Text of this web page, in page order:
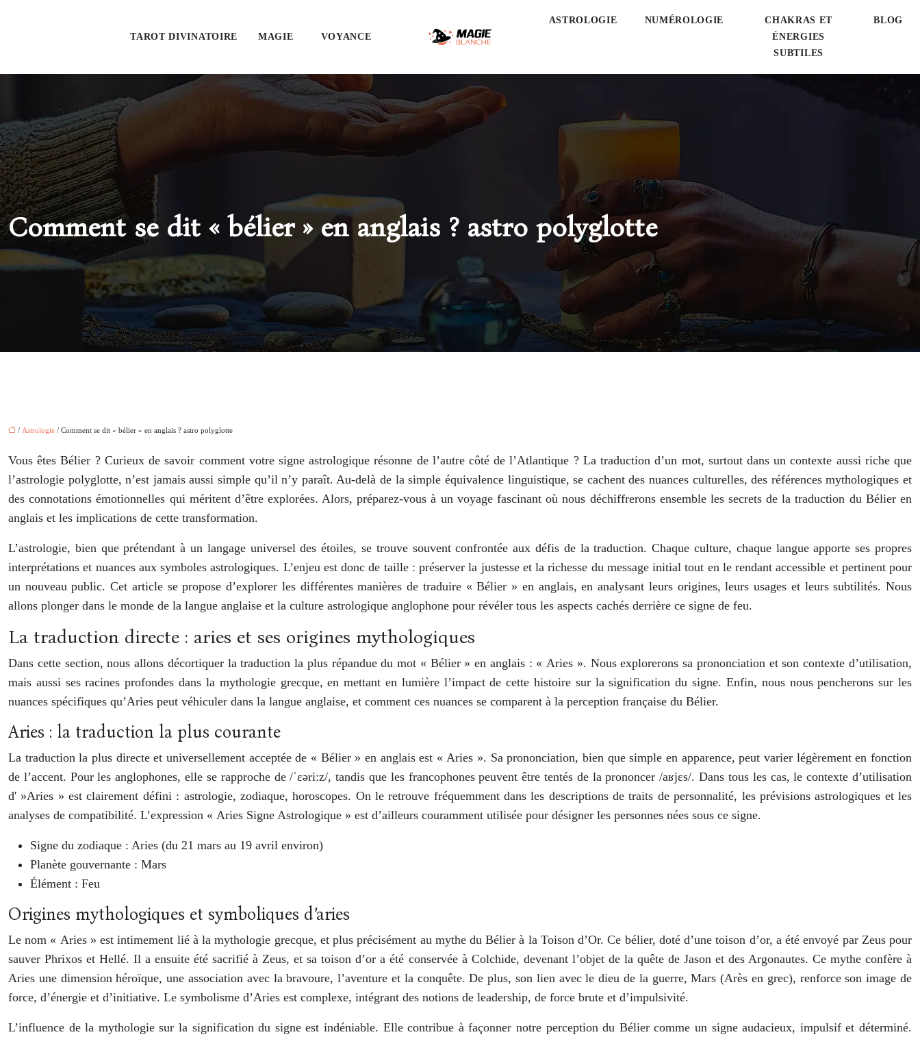
VOYANCE
MAGIE
TAROT DIVINATOIRE
ASTROLOGIE NUMÉROLOGIE
CHAKRAS ET
ÉNERGIES
SUBTILES
BLOG
Comment se dit « bélier » en anglais ? astro polyglotte
/ Astrologie / Comment se dit « bélier » en anglais ? astro polyglotte
Vous êtes Bélier ? Curieux de savoir comment votre signe astrologique résonne de l’autre côté de l’Atlantique ? La traduction d’un mot, surtout dans un contexte aussi riche que
l’astrologie polyglotte, n’est jamais aussi simple qu’il n’y paraît. Au-delà de la simple équivalence linguistique, se cachent des nuances culturelles, des références mythologiques et
des connotations émotionnelles qui méritent d’être explorées. Alors, préparez-vous à un voyage fascinant où nous déchiffrerons ensemble les secrets de la traduction du Bélier en
anglais et les implications de cette transformation.
L’astrologie, bien que prétendant à un langage universel des étoiles, se trouve souvent confrontée aux défis de la traduction. Chaque culture, chaque langue apporte ses propres
interprétations et nuances aux symboles astrologiques. L’enjeu est donc de taille : préserver la justesse et la richesse du message initial tout en le rendant accessible et pertinent pour
un nouveau public. Cet article se propose d’explorer les différentes manières de traduire « Bélier » en anglais, en analysant leurs origines, leurs usages et leurs subtilités. Nous
allons plonger dans le monde de la langue anglaise et la culture astrologique anglophone pour révéler tous les aspects cachés derrière ce signe de feu.
La traduction directe : aries et ses origines mythologiques
Dans cette section, nous allons décortiquer la traduction la plus répandue du mot « Bélier » en anglais : « Aries ». Nous explorerons sa prononciation et son contexte d’utilisation,
mais aussi ses racines profondes dans la mythologie grecque, en mettant en lumière l’impact de cette histoire sur la signification du signe. Enfin, nous nous pencherons sur les
nuances spécifiques qu’Aries peut véhiculer dans la langue anglaise, et comment ces nuances se comparent à la perception française du Bélier.
Aries : la traduction la plus courante
La traduction la plus directe et universellement acceptée de « Bélier » en anglais est « Aries ». Sa prononciation, bien que simple en apparence, peut varier légèrement en fonction
de l’accent. Pour les anglophones, elle se rapproche de /ˈɛəriːz/, tandis que les francophones peuvent être tentés de la prononcer /aʁjɛs/. Dans tous les cas, le contexte d’utilisation
d' »Aries » est clairement défini : astrologie, zodiaque, horoscopes. On le retrouve fréquemment dans les descriptions de traits de personnalité, les prévisions astrologiques et les
analyses de compatibilité. L’expression « Aries Signe Astrologique » est d’ailleurs couramment utilisée pour désigner les personnes nées sous ce signe.
Signe du zodiaque : Aries (du 21 mars au 19 avril environ)
Planète gouvernante : Mars
Élément : Feu
Origines mythologiques et symboliques d’aries
Le nom « Aries » est intimement lié à la mythologie grecque, et plus précisément au mythe du Bélier à la Toison d’Or. Ce bélier, doté d’une toison d’or, a été envoyé par Zeus pour
sauver Phrixos et Hellé. Il a ensuite été sacrifié à Zeus, et sa toison d’or a été conservée à Colchide, devenant l’objet de la quête de Jason et des Argonautes. Ce mythe confère à
Aries une dimension héroïque, une association avec la bravoure, l’aventure et la conquête. De plus, son lien avec le dieu de la guerre, Mars (Arès en grec), renforce son image de
force, d’énergie et d’initiative. Le symbolisme d’Aries est complexe, intégrant des notions de leadership, de force brute et d’impulsivité.
L’influence de la mythologie sur la signification du signe est indéniable. Elle contribue à façonner notre perception du Bélier comme un signe audacieux, impulsif et déterminé.